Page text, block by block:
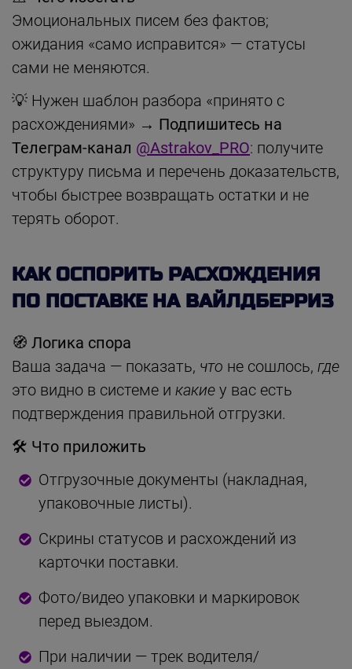
Эмоциональных писем без фактов;
ожидания «само исправится» — статусы
сами не меняются.
💡 Нужен шаблон разбора «принято с
расхождениями» → Подпишитесь на
Телеграм-канал @Astrakov_PRO: получите
структуру письма и перечень доказательств,
чтобы быстрее возвращать остатки и не
терять оборот.
КАК ОСПОРИТЬ РАСХОЖДЕНИЯ
ПО ПОСТАВКЕ НА ВАЙЛДБЕРРИЗ
🧭 Логика спора
Ваша задача — показать, что не сошлось, где
это видно в системе и какие у вас есть
подтверждения правильной отгрузки.
🛠 Что приложить
Отгрузочные документы (накладная,
упаковочные листы).
Скрины статусов и расхождений из
карточки поставки.
Фото/видео упаковки и маркировок
перед выездом.
При наличии — трек водителя/